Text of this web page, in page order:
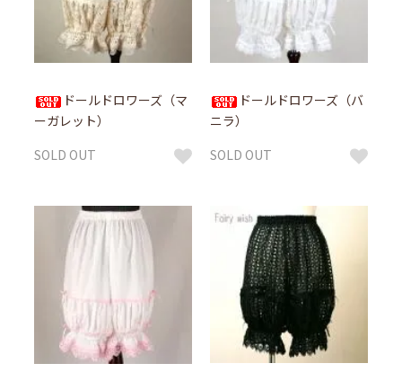
ドールドロワーズ（マ
ーガレット）
SOLD OUT
ドールドロワーズ（バ
ニラ）
SOLD OUT